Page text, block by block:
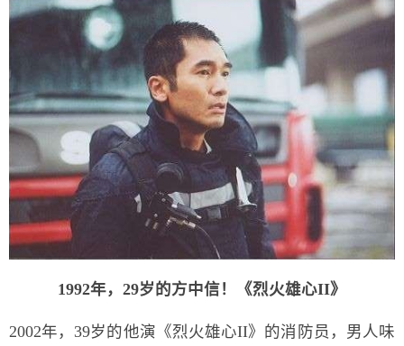
1992年，29岁的方中信！ 《烈火雄心II》
2002年，39岁的他演《烈火雄心II》的消防员，男人味